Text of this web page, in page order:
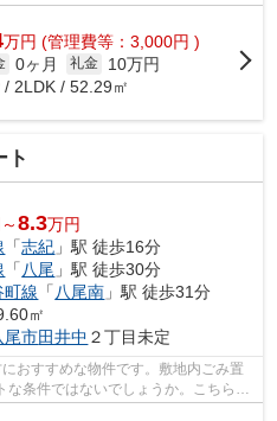
万円 (管理費等：3,000円 )
0ヶ月 礼金
10万円
/ 2LDK / 52.29㎡
ト
8.3万円
「志紀 」駅 徒歩16分
「 八尾 」駅 徒歩30分
町線 「 八尾南 」駅 徒歩31分
㎡
尾市田井中 ２丁目未定
おすすめな物件です。敷地内ごみ置
な条件ではないでしょうか。こちらの
地...